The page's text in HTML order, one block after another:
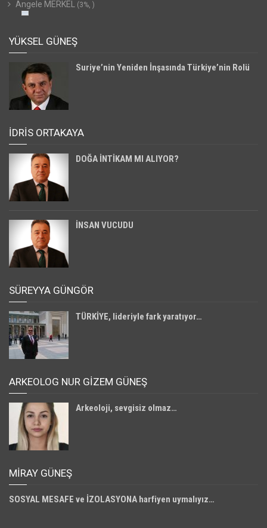
Angele MERKEL (3%, )
YÜKSEL GÜNEŞ
Suriye’nin Yeniden İnşasında Türkiye’nin Rolü
İDRİS ORTAKAYA
DOĞA İNTİKAM MI ALIYOR?
İNSAN VUCUDU
SÜREYYA GÜNGÖR
TÜRKİYE, lideriyle fark yaratıyor…
ARKEOLOG NUR GİZEM GÜNEŞ
Arkeoloji, sevgisiz olmaz…
MIRAY GÜNEŞ
SOSYAL MESAFE ve İZOLASYONA harfiyen uymalıyız…